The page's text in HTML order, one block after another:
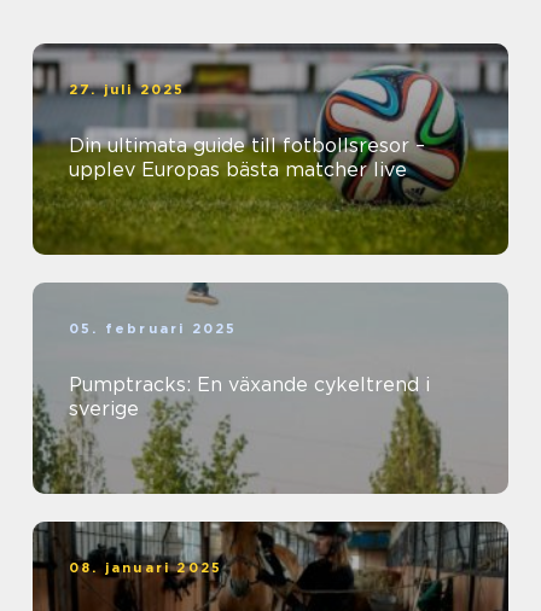
27. juli 2025
Din ultimata guide till fotbollsresor –
upplev Europas bästa matcher live
05. februari 2025
Pumptracks: En växande cykeltrend i
sverige
08. januari 2025